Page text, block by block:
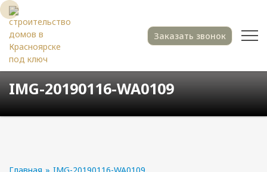
Заказать звонок
IMG-20190116-WA0109